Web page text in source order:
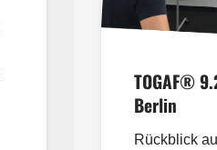
TOGAF®
Berlin
Rückblick